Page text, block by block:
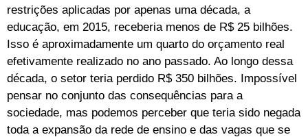
restrições aplicadas por apenas uma década, a
educação, em 2015, receberia menos de R$ 25 bilhões.
Isso é aproximadamente um quarto do orçamento real
efetivamente realizado no ano passado. Ao longo dessa
década, o setor teria perdido R$ 350 bilhões. Impossível
pensar no conjunto das consequências para a
sociedade, mas podemos perceber que teria sido negada
toda a expansão da rede de ensino e das vagas que se